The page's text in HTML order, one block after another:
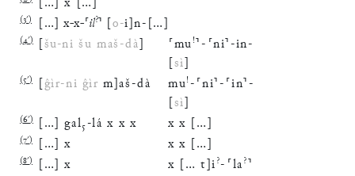
[…] x […]
(3′) […] x-x-⸢il?⸣ [o-i]n- […]
(4′) [šu-ni šu maš-dà] ⸢mu !⸣- ⸢ni⸣-in-
[sì]
(5′) [ĝìr-ni ĝìr m]aš-dà mu! -⸢ni⸣-⸢in⸣-
[sì]
(6′) […] gal₅-lá x x x x x […]
(7′) […] x x x […]
(8′) […] x x [… t]i ?- ⸢la ?⸣